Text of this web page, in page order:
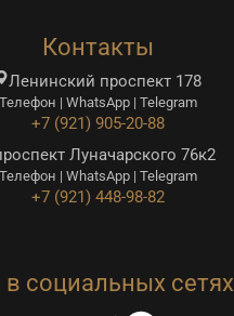
Контакты
Ленинский проспект 178
Телефон | WhatsApp | Telegram
+7 (921) 905-20-88
Луначарского 76к2
Телефон | WhatsApp | Telegram
+7 (921) 448-98-82
социальных сетях